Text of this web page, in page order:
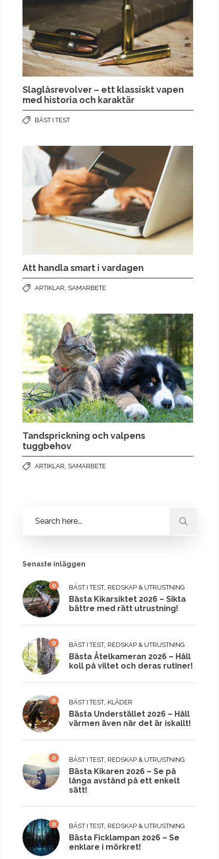
Slaglåsrevolver – ett klassiskt vapen
med historia och karaktär
BÄST I TEST
Att handla smart i vardagen
ARTIKLAR, SAMARBETE
Tandsprickning och valpens
tuggbehov
ARTIKLAR, SAMARBETE
Senaste inläggen
0 BÄST I TEST, REDSKAP & UTRUSTNING
Bästa Kikarsiktet 2026 – Sikta
bättre med rätt utrustning!
0 BÄST I TEST, REDSKAP & UTRUSTNING
Bästa Åtelkameran 2026 – Håll
koll på viltet och deras rutiner!
0 BÄST I TEST, KLÄDER
Bästa Understället 2026 – Håll
värmen även när det är iskallt!
0 BÄST I TEST, REDSKAP & UTRUSTNING
Bästa Kikaren 2026 – Se på
långa avstånd på ett enkelt
sätt!
0 BÄST I TEST, REDSKAP & UTRUSTNING
Bästa Ficklampan 2026 – Se
enklare i mörkret!